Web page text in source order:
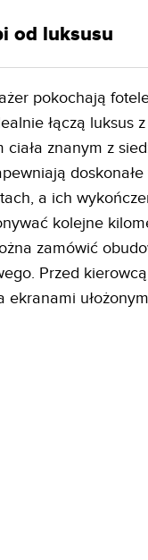
od luksusu
pokochają
łączą luksus
ciała znanym z
a ich
kolejne
zamówić
Przed
ekranami